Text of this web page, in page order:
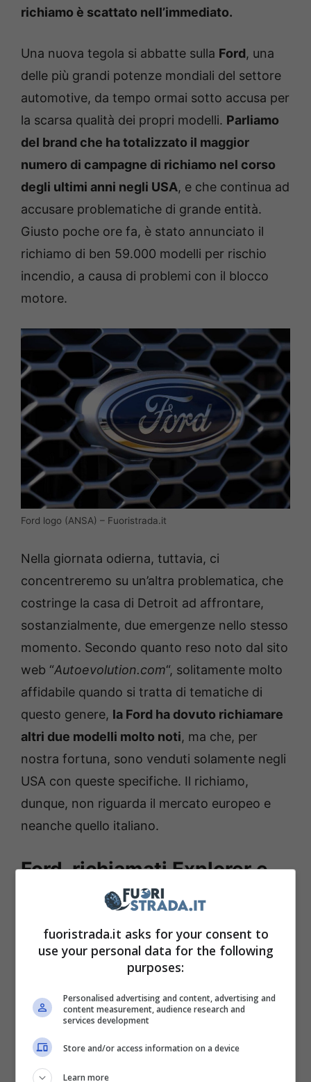
richiamo è scattato nell’immediato.
Una nuova tegola si abbatte sulla Ford, una
delle più grandi potenze mondiali del settore
automotive, da tempo ormai sotto accusa per
la scarsa qualità dei propri modelli. Parliamo
del brand che ha totalizzato il maggior
numero di campagne di richiamo nel corso
degli ultimi anni negli USA, e che continua ad
accusare problematiche di grande entità.
Giusto poche ore fa, è stato annunciato il
richiamo di ben 59.000 modelli per rischio
incendio, a causa di problemi con il blocco
motore.
Ford logo (ANSA) – Fuoristrada.it
Nella giornata odierna, tuttavia, ci
concentreremo su un’altra problematica, che
costringe la casa di Detroit ad affrontare,
sostanzialmente, due emergenze nello stesso
momento. Secondo quanto reso noto dal sito
web “Autoevolution.com“, solitamente molto
affidabile quando si tratta di tematiche di
questo genere, la Ford ha dovuto richiamare
altri due modelli molto noti, ma che, per
nostra fortuna, sono venduti solamente negli
USA con queste specifiche. Il richiamo,
dunque, non riguarda il mercato europeo e
neanche quello italiano.
Ford, richiamati Explorer e
Lincoln Aviator per guai ai
bulloni
In base a quanto emerso,la Ford richiamerà i
problemi con i bulloni del rimorchio, che
rischiano di non essere fissati nel modo
corretto, con il rischio che lo stesso rimorchio
vada a staccarsi durante la marcia. Come
fuoristrada.it asks for your consent to
use your personal data for the following
purposes:
Personalised advertising and content, advertising and
content measurement, audience research and
services development
Store and/or access information on a device
Learn more